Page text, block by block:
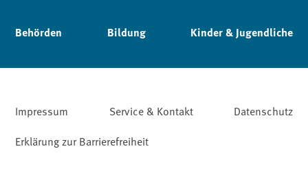
Behörden Bildung Kinder & Jugendliche
Impressum Service & Kontakt
Datenschutz
Erklärung zur Barrierefreiheit